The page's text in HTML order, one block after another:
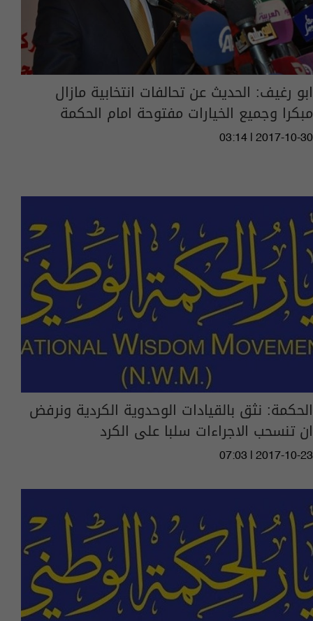
ابو رغيف: الحديث عن تحالفات انتخابية مازال
مبكرا وجميع الخيارات مفتوحة امام الحكمة
03:14 | 2017-10-30
الحكمة: نثق بالقيادات الوحدوية الكردية ونرفض
ان تنسحب الاجراءات سلبا على الكرد
07:03 | 2017-10-23